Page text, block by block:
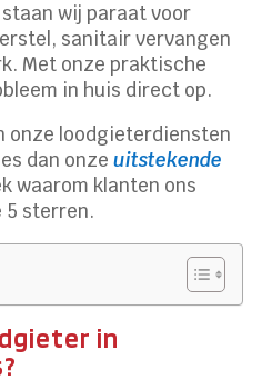
wij paraat voor
sanitair vervangen
Met onze praktische
in huis direct op.
onze loodgieterdiensten
dan onzeuitstekende
waarom klanten ons
5 sterren.
in